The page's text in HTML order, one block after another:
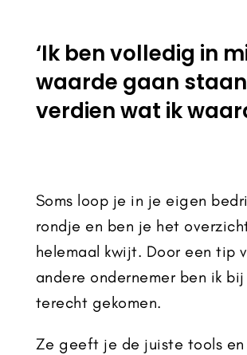
‘Ik ben volledig in
waarde gaan
verdien wat ik
Soms loop je in je eigen
rondje en ben je het
helemaal kwijt. Door een tip
andere ondernemer ben ik bij
terecht gekomen.
Ze geeft je de juiste tools